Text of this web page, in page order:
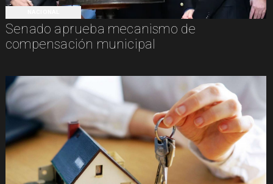
Senado aprueba mecanismo de
compensación municipal